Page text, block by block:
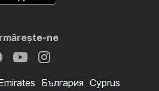
ne
България Cyprus